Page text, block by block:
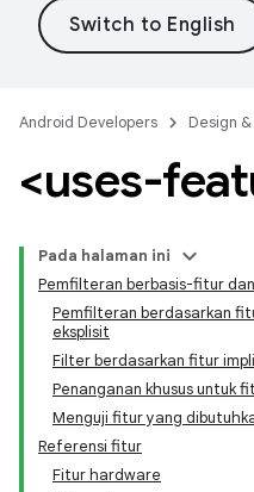
Android Developers Design &
<uses-
Pada halaman ini
Pemfilteran berbasis-fitur
Pemfilteran berdasarkan
eksplisit
Filter berdasarkan fitur
Penanganan khusus untuk
Menguji fitur yang
Referensi fitur
Fitur hardware